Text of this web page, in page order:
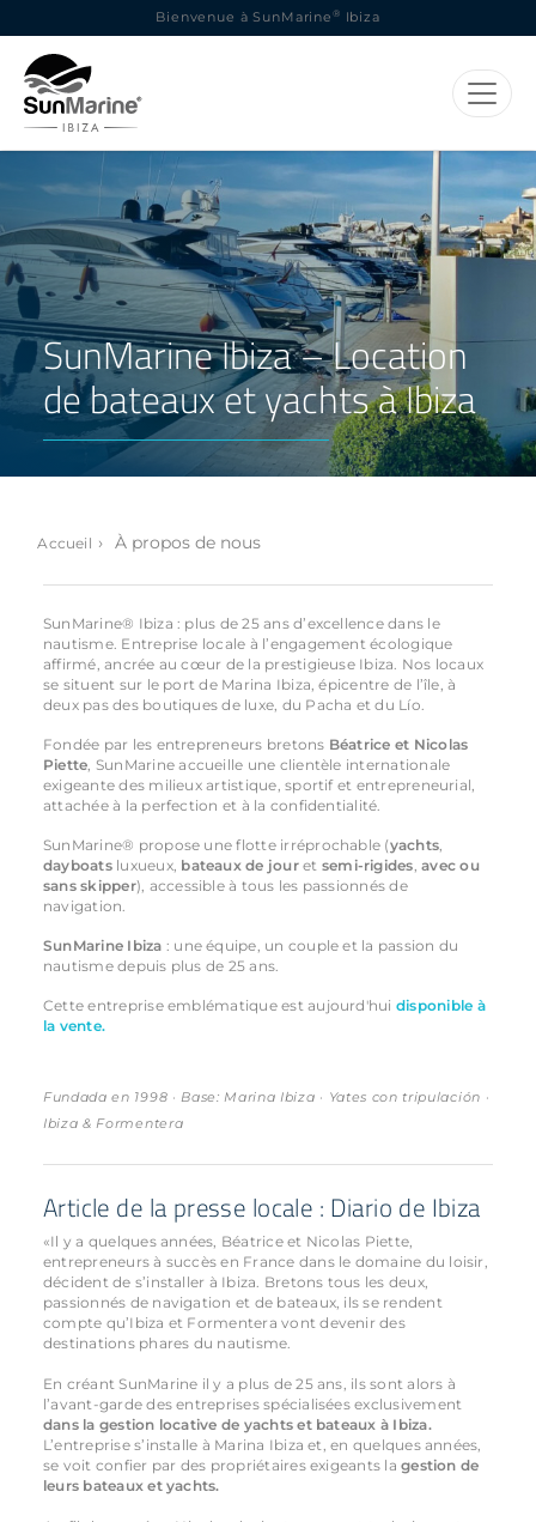
Bienvenue à SunMarine ® Ibiza
SunMarine Ibiza – Location
de bateaux et yachts à Ibiza
Accueil › À propos de nous
SunMarine® Ibiza : plus de 25 ans d’excellence dans le
nautisme. Entreprise locale à l’engagement écologique
affirmé, ancrée au cœur de la prestigieuse Ibiza. Nos locaux
se situent sur le port de Marina Ibiza, épicentre de l’île, à
deux pas des boutiques de luxe, du Pacha et du Lío.
Fondée par les entrepreneurs bretons Béatrice et Nicolas
Piette, SunMarine accueille une clientèle internationale
exigeante des milieux artistique, sportif et entrepreneurial,
attachée à la perfection et à la confidentialité.
SunMarine® propose une flotte irréprochable (yachts,
dayboatsluxueux, bateaux de jouret semi-rigides,avec ou
sans skipper), accessible à tous les passionnés de
navigation.
SunMarine Ibiza : une équipe, un couple et la passion du
nautisme depuis plus de 25 ans.
Cette entreprise emblématique est aujourd'hui disponible à
la vente.
Fundada en 1998 · Base: Marina Ibiza · Yates con tripulación ·
Ibiza & Formentera
Article de la presse locale : Diario de Ibiza
«Il y a quelques années, Béatrice et Nicolas Piette,
entrepreneurs à succès en France dans le domaine du loisir,
décident de s’installer à Ibiza. Bretons tous les deux,
passionnés de navigation et de bateaux, ils se rendent
compte qu’Ibiza et Formentera vont devenir des
destinations phares du nautisme.
En créant SunMarine il y a plus de 25 ans, ils sont alors à
l’avant-garde des entreprises spécialisées exclusivement
dans la gestion locative de yachts et bateaux à Ibiza.
L’entreprise s’installe à Marina Ibiza et, en quelques années,
se voit confier par des propriétaires exigeants lagestion de
leurs bateaux et yachts.